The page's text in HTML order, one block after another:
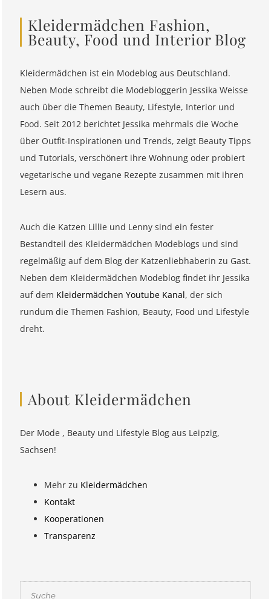
Kleidermädchen Fashion,
Beauty, Food und Interior Blog
Kleidermädchen ist ein Modeblog aus Deutschland.
Neben Mode schreibt die Modebloggerin Jessika Weisse
auch über die Themen Beauty, Lifestyle, Interior und
Food. Seit 2012 berichtet Jessika mehrmals die Woche
über Outfit-Inspirationen und Trends, zeigt Beauty Tipps
und Tutorials, verschönert ihre Wohnung oder probiert
vegetarische und vegane Rezepte zusammen mit ihren
Lesern aus.
Auch die Katzen Lillie und Lenny sind ein fester
Bestandteil des Kleidermädchen Modeblogs und sind
regelmäßig auf dem Blog der Katzenliebhaberin zu Gast.
Neben dem Kleidermädchen Modeblog findet ihr Jessika
auf dem Kleidermädchen Youtube Kanal, der sich
rundum die Themen Fashion, Beauty, Food und Lifestyle
dreht.
About Kleidermädchen
Der Mode , Beauty und Lifestyle Blog aus Leipzig,
Sachsen!
Mehr zu Kleidermädchen
Kontakt
Kooperationen
Transparenz